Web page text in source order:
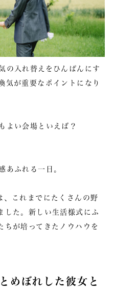
の入れ替えをひんぱんにす
気が重要なポイントになり
よい会場といえば？
あふれる一日。
、これまでにたくさんの野
した。新しい生活様式にふ
ちが培ってきたノウハウを
めぼれした彼女と